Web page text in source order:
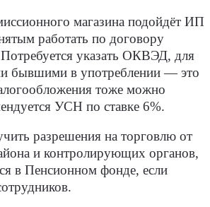
магазина подойдёт ИП
работать по договору
указать ОКВЭД, для
бывшими в употреблении — это
тоже можно
УСН по ставке 6%.
разрешения на торговлю от
и контролирующих органов,
в Пенсионном фонде, если